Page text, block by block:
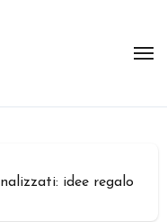
idee regalo